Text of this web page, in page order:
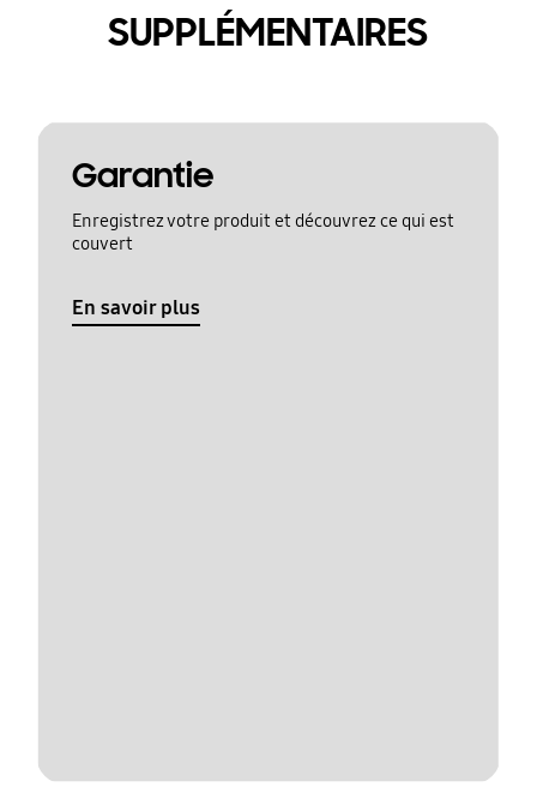
SUPPLÉMENTAIRES
Garantie
Enregistrez votre produit et découvrez ce qui est
couvert
En savoir plus